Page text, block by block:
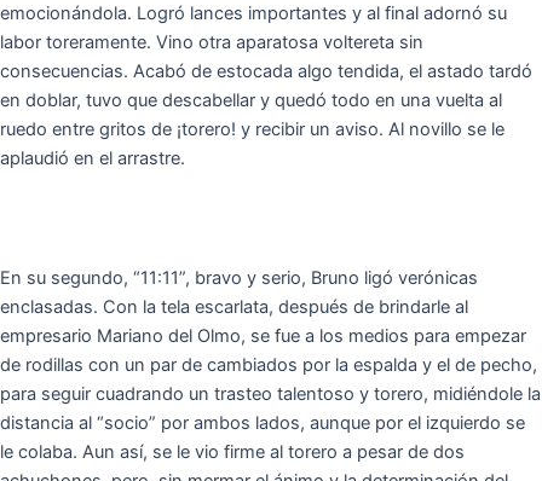
emocionándola. Logró lances importantes y al final adornó su
labor toreramente. Vino otra aparatosa voltereta sin
consecuencias. Acabó de estocada algo tendida, el astado tardó
en doblar, tuvo que descabellar y quedó todo en una vuelta al
ruedo entre gritos de ¡torero! y recibir un aviso. Al novillo se le
aplaudió en el arrastre.
En su segundo, “11:11”, bravo y serio, Bruno ligó verónicas
enclasadas. Con la tela escarlata, después de brindarle al
empresario Mariano del Olmo, se fue a los medios para empezar
de rodillas con un par de cambiados por la espalda y el de pecho,
para seguir cuadrando un trasteo talentoso y torero, midiéndole la
distancia al “socio” por ambos lados, aunque por el izquierdo se
le colaba. Aun así, se le vio firme al torero a pesar de dos